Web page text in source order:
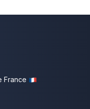
France